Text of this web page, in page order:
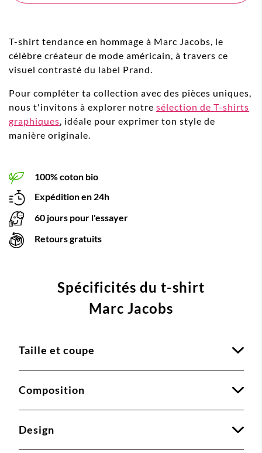
T-shirt tendance en hommage à Marc Jacobs, le
célèbre créateur de mode américain, à travers ce
visuel contrasté du label Prand.
Pour compléter ta collection avec des pièces uniques,
nous t'invitons à explorer notre sélection de T-shirts
graphiques, idéale pour exprimer ton style de
manière originale.
100% coton bio
Expédition en 24h
60 jours pour l'essayer
Retours gratuits
Spécificités du t-shirt
Marc Jacobs
Taille et coupe
Composition
Design